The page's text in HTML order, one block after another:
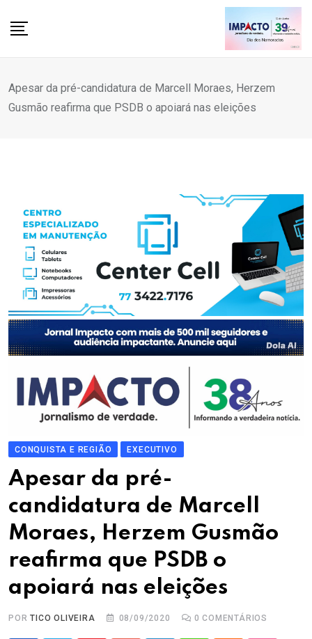
Apesar da pré-candidatura de Marcell Moraes, Herzem
Gusmão reafirma que PSDB o apoiará nas eleições
CONQUISTA E REGIÃO EXECUTIVO
Apesar da pré-
candidatura de Marcell
Moraes, Herzem Gusmão
reafirma que PSDB o
apoiará nas eleições
PORTICO OLIVEIRA 08/09/2020 0 COMENTÁRIOS